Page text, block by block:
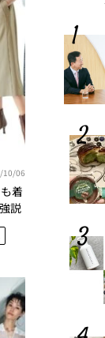
10/06
着
説